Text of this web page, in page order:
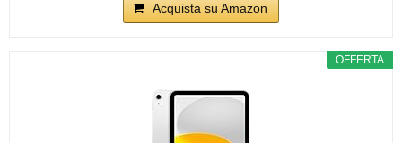
Acquista su Amazon
OFFERTA